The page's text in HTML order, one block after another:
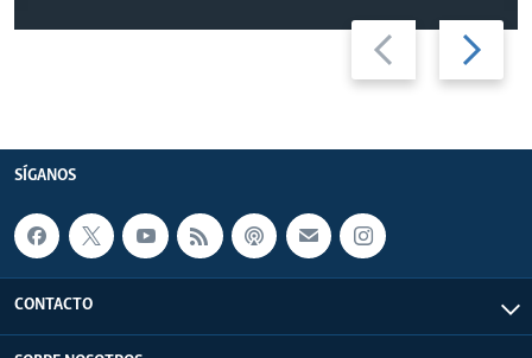
Previous
slide
Next
slide
SÍGANOS
CONTACTO